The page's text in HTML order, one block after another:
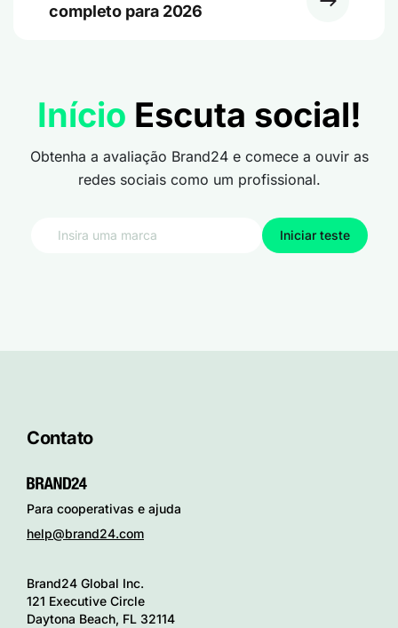
completo para 2026
Início Escuta social!
Obtenha a avaliação Brand24 e comece a ouvir as
redes sociais como um profissional.
Iniciar teste
Contato
Para cooperativas e ajuda
help@brand24.com
Brand24 Global Inc.
121 Executive Circle
Daytona Beach, FL 32114